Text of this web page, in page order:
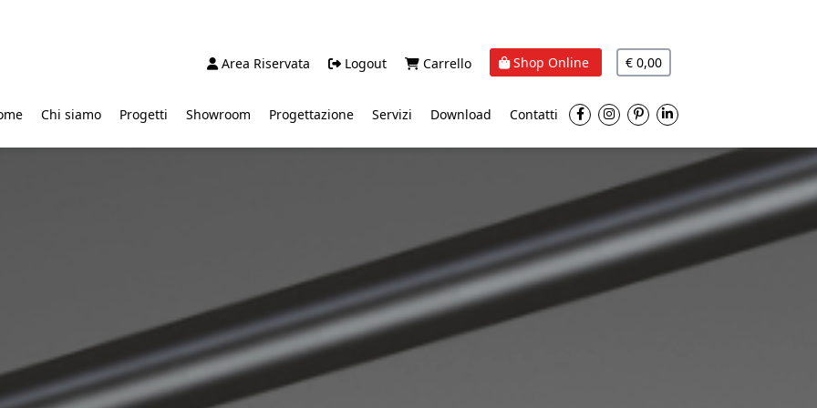
Area Riservata Logout Carrello Shop Online € 0,00
Chi siamo Progetti Showroom Progettazione Servizi Download Contatti